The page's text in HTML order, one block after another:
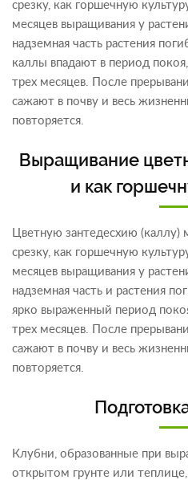
срезку, как горшечную
месяцев выращивания у
надземная часть растения
каллы впадают в период
трех месяцев. После
сажают в почву и весь
повторяется.
Выращивание
и как
Цветную зантедесхию
срезку, как горшечную
месяцев выращивания у
надземная часть и растения
ярко выраженный период
трех месяцев. После
сажают в почву и весь
повторяется.
Клубни, образованные при
открытом грунте или